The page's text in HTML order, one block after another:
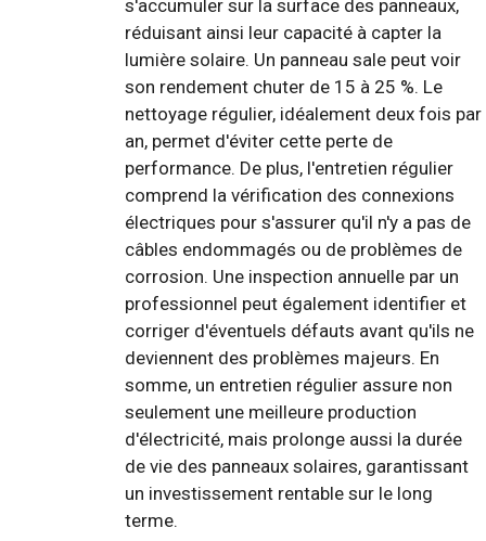
s'accumuler sur la surface des panneaux,
réduisant ainsi leur capacité à capter la
lumière solaire. Un panneau sale peut voir
son rendement chuter de 15 à 25 %. Le
nettoyage régulier, idéalement deux fois par
an, permet d'éviter cette perte de
performance. De plus, l'entretien régulier
comprend la vérification des connexions
électriques pour s'assurer qu'il n'y a pas de
câbles endommagés ou de problèmes de
corrosion. Une inspection annuelle par un
professionnel peut également identifier et
corriger d'éventuels défauts avant qu'ils ne
deviennent des problèmes majeurs. En
somme, un entretien régulier assure non
seulement une meilleure production
d'électricité, mais prolonge aussi la durée
de vie des panneaux solaires, garantissant
un investissement rentable sur le long
terme.